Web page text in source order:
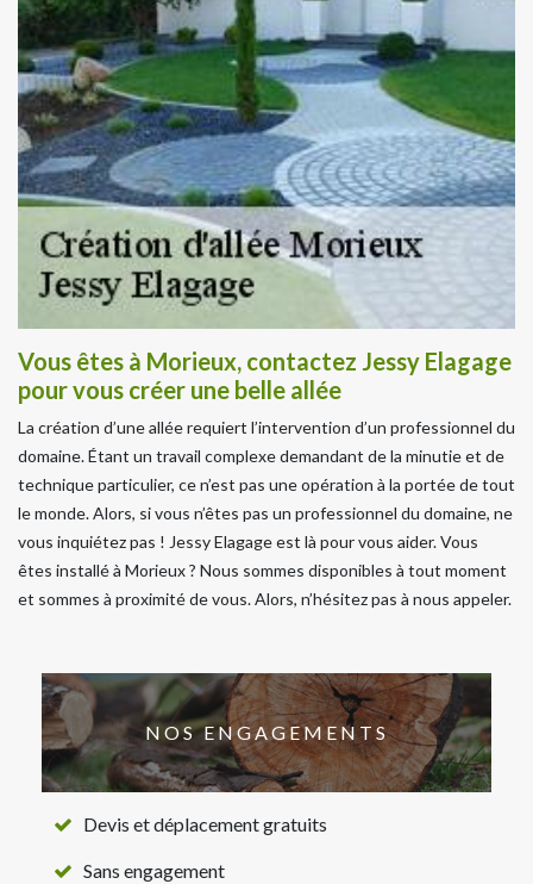
Vous êtes à Morieux, contactez Jessy Elagage
pour vous créer une belle allée
La création d’une allée requiert l’intervention d’un professionnel du
domaine. Étant un travail complexe demandant de la minutie et de
technique particulier, ce n’est pas une opération à la portée de tout
le monde. Alors, si vous n’êtes pas un professionnel du domaine, ne
vous inquiétez pas ! Jessy Elagage est là pour vous aider. Vous
êtes installé à Morieux ? Nous sommes disponibles à tout moment
et sommes à proximité de vous. Alors, n’hésitez pas à nous appeler.
NOS ENGAGEMENTS
Devis et déplacement gratuits
Sans engagement